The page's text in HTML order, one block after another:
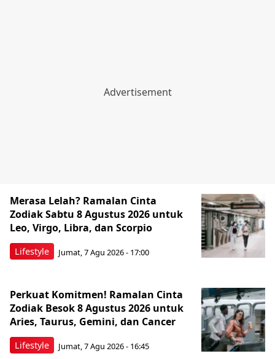
Lifestyle
Merasa Lelah? Ramalan Cinta
Zodiak Sabtu 8 Agustus 2026 untuk
Leo, Virgo, Libra, dan Scorpio
Jumat, 7 Agu 2026 - 17:00
Lifestyle
Perkuat Komitmen! Ramalan Cinta
Zodiak Besok 8 Agustus 2026 untuk
Aries, Taurus, Gemini, dan Cancer
Jumat, 7 Agu 2026 - 16:45